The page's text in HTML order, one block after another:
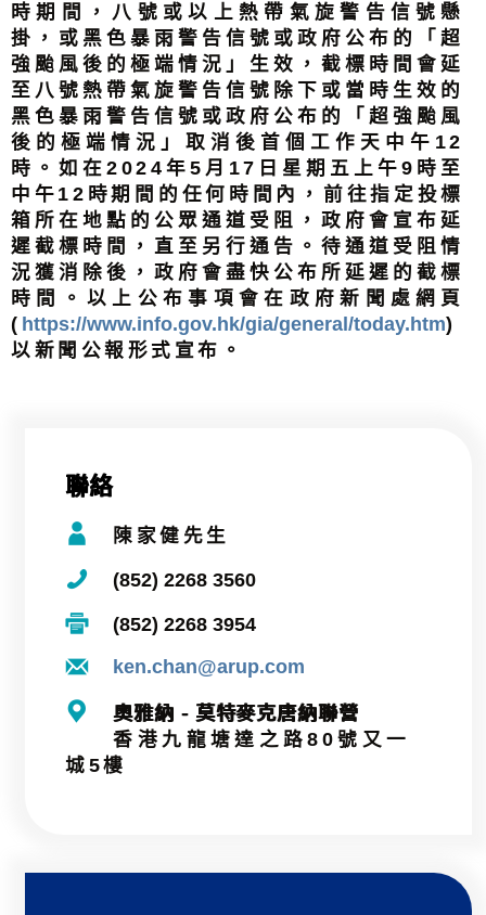
時期間，八號或以上熱帶氣旋警告信號懸
掛，或黑色暴雨警告信號或政府公布的「超
強颱風後的極端情況」生效，截標時間會延
至八號熱帶氣旋警告信號除下或當時生效的
黑色暴雨警告信號或政府公布的「超強颱風
後的極端情況」取消後首個工作天中午12
時。如在2024年5月17日星期五上午9時至
中午12時期間的任何時間內，前往指定投標
箱所在地點的公眾通道受阻，政府會宣布延
遲截標時間，直至另行通告。待通道受阻情
況獲消除後，政府會盡快公布所延遲的截標
時間。以上公布事項會在政府新聞處網頁
( https://www.info.gov.hk/gia/general/today.htm)
以新聞公報形式宣布。
聯絡
陳家健先生
(852) 2268 3560
(852) 2268 3954
ken.chan@arup.com
奧雅納 - 莫特麥克唐納聯營
香港九龍塘達之路80號又一
城5樓